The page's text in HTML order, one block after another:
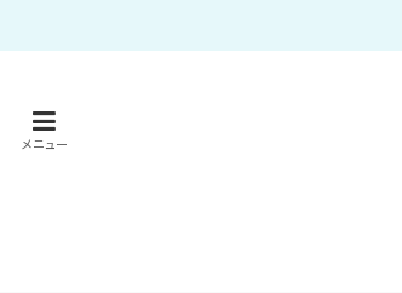
メニュー